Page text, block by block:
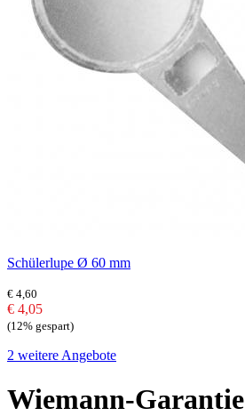
Schülerlupe Ø 60 mm
€ 4,60
€ 4,05
(12% gespart)
2 weitere Angebote
Wiemann-Garantie